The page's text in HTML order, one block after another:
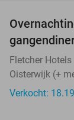
Fletcher Hotels
Oisterwijk (+
Verkocht: